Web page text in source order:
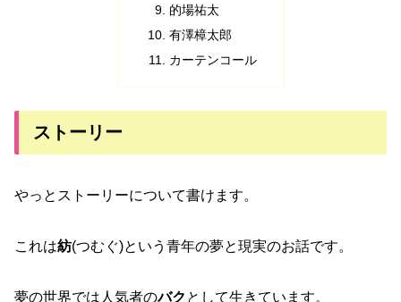
的場祐太
有澤樟太郎
カーテンコール
ストーリー
やっとストーリーについて書けます。
これは紡(つむぐ)という青年の夢と現実のお話です。
夢の世界では人気者のバク として生きています。